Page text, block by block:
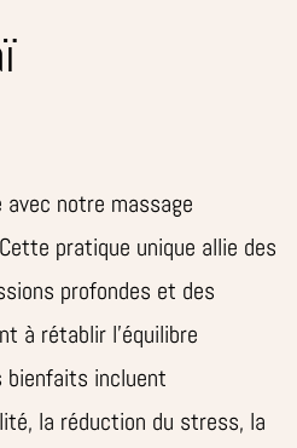
avec notre massage
pratique unique allie des
profondes et des
à rétablir l’équilibre
bienfaits incluent
la réduction du stress, la